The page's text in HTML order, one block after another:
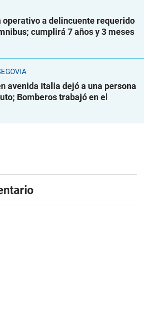
operativo a delincuente requerido
cumplirá 7 años y 3 meses
avenida Italia dejó a una persona
Bomberos trabajó en el